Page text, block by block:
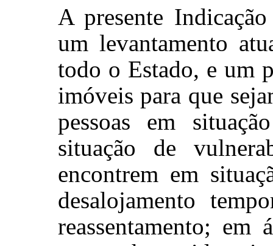
A presente
um levantamento
todo o Estado, e um
imóveis para que
pessoas em
situação de
encontrem em
desalojamento
reassentamento;